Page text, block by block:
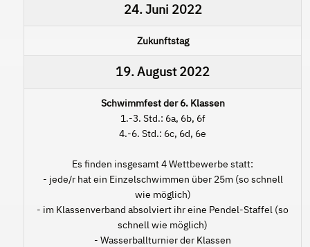
24. Juni 2022
Zukunftstag
19. August 2022
Schwimmfest der 6. Klassen
1.-3. Std.: 6a, 6b, 6f
4.-6. Std.: 6c, 6d, 6e
Es finden insgesamt 4 Wettbewerbe statt:
- jede/r hat ein Einzelschwimmen über 25m (so schnell
wie möglich)
- im Klassenverband absolviert ihr eine Pendel-Staffel (so
schnell wie möglich)
- Wasserballturnier der Klassen